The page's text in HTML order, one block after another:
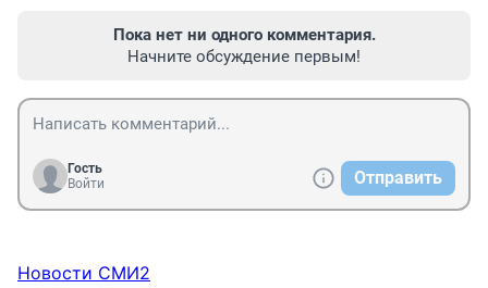
Пока нет ни одного комментария.
Начните обсуждение первым!
Гость
Войти
Отправить
Новости СМИ2